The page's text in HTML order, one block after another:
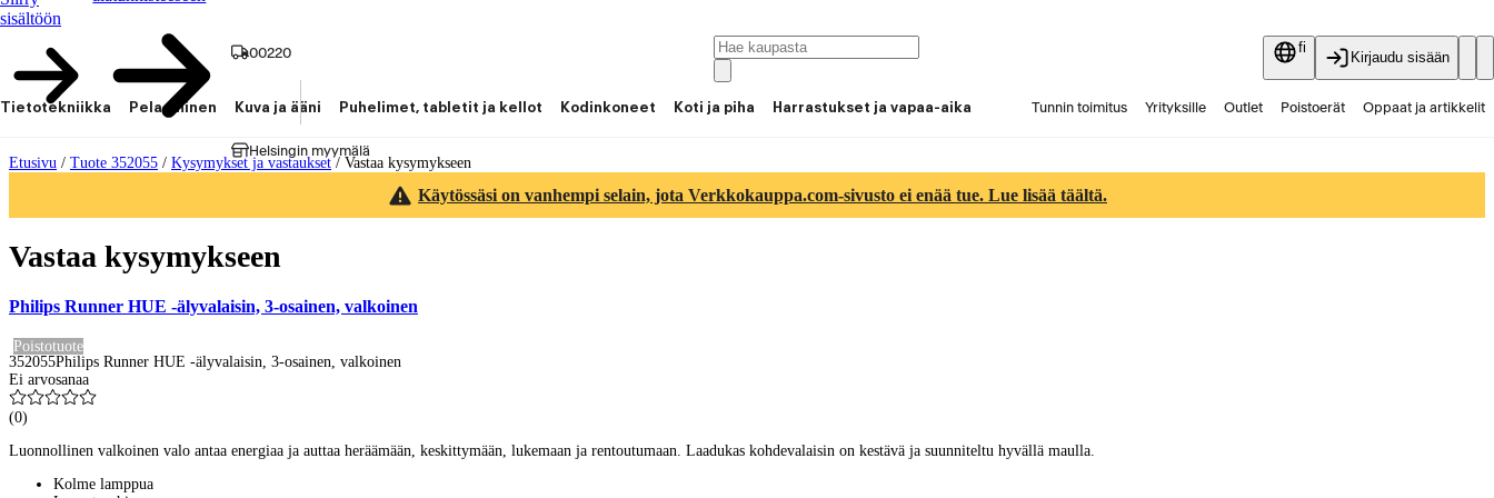
sisältöön
00220
Helsingin myymälä
fi
Kirjaudu sisään
Tietotekniikka Pelaaminen Kuva ja ääni Puhelimet, tabletit ja kellot Kodinkoneet Koti ja piha Harrastukset ja vapaa-aika Tunnin toimitus Yrityksille Outlet Poistoerät Oppaat ja artikkelit
Etusivu / Tuote 352055 / Kysymykset ja vastaukset/ Vastaa kysymykseen
Käytössäsi on vanhempi selain, jota Verkkokauppa.com-sivusto ei enää tue. Lue lisää täältä.
Vastaa kysymykseen
Philips Runner HUE -älyvalaisin, 3-osainen, valkoinen
Poistotuote
352055Philips Runner HUE -älyvalaisin, 3-osainen, valkoinen
Ei arvosanaa
(0)
Luonnollinen valkoinen valo antaa energiaa ja auttaa heräämään, keskittymään, lukemaan ja rentoutumaan. Laadukas kohdevalaisin on kestävä ja suunniteltu hyvällä maulla.
Kolme lamppua